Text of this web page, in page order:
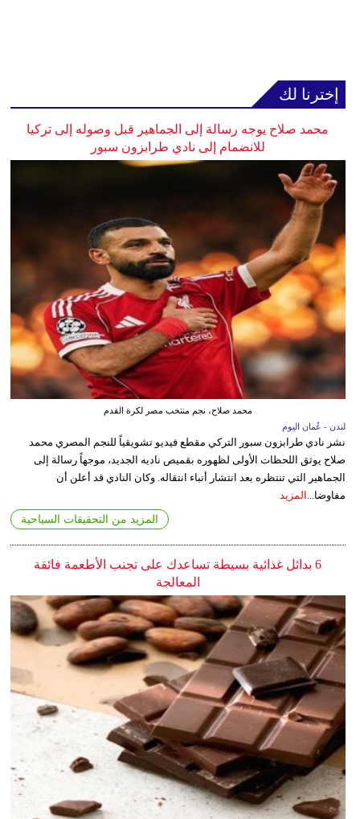
إخترنا لك
محمد صلاح يوجه رسالة إلى الجماهير قبل وصوله إلى تركيا
للانضمام إلى نادي طرابزون سبور
محمد صلاح، نجم منتخب مصر لكرة القدم
لندن - عُمان اليوم
نشر نادي طرابزون سبور التركي مقطع فيديو تشويقياً للنجم المصري محمد
صلاح يوثق اللحظات الأولى لظهوره بقميص ناديه الجديد، موجهاً رسالة إلى
الجماهير التي تنتظره بعد انتشار أنباء انتقاله. وكان النادي قد أعلن أن
مفاوضا... المزيد
المزيد من التحقيقات السياحية
6 بدائل غذائية بسيطة تساعدك على تجنب الأطعمة فائقة
المعالجة